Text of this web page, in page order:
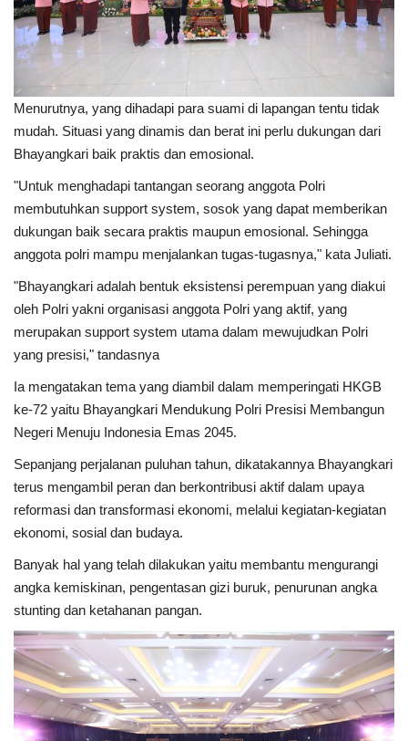
Menurutnya, yang dihadapi para suami di lapangan tentu tidak
mudah. Situasi yang dinamis dan berat ini perlu dukungan dari
Bhayangkari baik praktis dan emosional.
"Untuk menghadapi tantangan seorang anggota Polri
membutuhkan support system, sosok yang dapat memberikan
dukungan baik secara praktis maupun emosional. Sehingga
anggota polri mampu menjalankan tugas-tugasnya," kata Juliati.
"Bhayangkari adalah bentuk eksistensi perempuan yang diakui
oleh Polri yakni organisasi anggota Polri yang aktif, yang
merupakan support system utama dalam mewujudkan Polri
yang presisi," tandasnya
Ia mengatakan tema yang diambil dalam memperingati HKGB
ke-72 yaitu Bhayangkari Mendukung Polri Presisi Membangun
Negeri Menuju Indonesia Emas 2045.
Sepanjang perjalanan puluhan tahun, dikatakannya Bhayangkari
terus mengambil peran dan berkontribusi aktif dalam upaya
reformasi dan transformasi ekonomi, melalui kegiatan-kegiatan
ekonomi, sosial dan budaya.
Banyak hal yang telah dilakukan yaitu membantu mengurangi
angka kemiskinan, pengentasan gizi buruk, penurunan angka
stunting dan ketahanan pangan.